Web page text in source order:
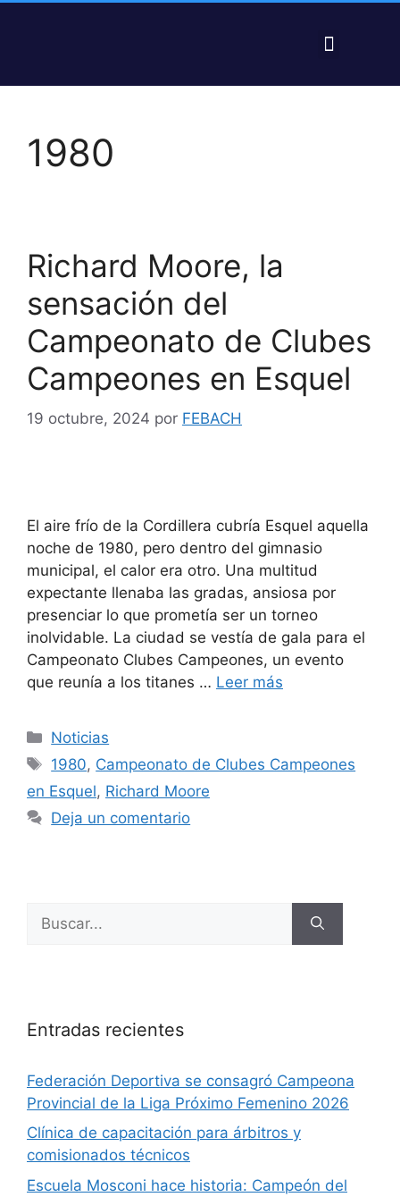
1980
Richard Moore, la
sensación del
Campeonato de Clubes
Campeones en Esquel
19 octubre, 2024 por FEBACH
El aire frío de la Cordillera cubría Esquel aquella
noche de 1980, pero dentro del gimnasio
municipal, el calor era otro. Una multitud
expectante llenaba las gradas, ansiosa por
presenciar lo que prometía ser un torneo
inolvidable. La ciudad se vestía de gala para el
Campeonato Clubes Campeones, un evento
que reunía a los titanes … Leer más
Noticias
1980, Campeonato de Clubes Campeones
en Esquel, Richard Moore
Deja un comentario
Entradas recientes
Federación Deportiva se consagró Campeona
Provincial de la Liga Próximo Femenino 2026
Clínica de capacitación para árbitros y
comisionados técnicos
Escuela Mosconi hace historia: Campeón del